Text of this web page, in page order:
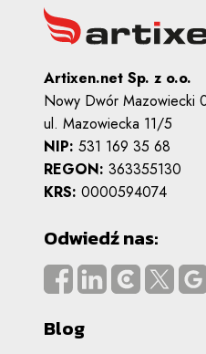
Artixen.net Sp. z o.o.
Nowy Dwór Mazowiecki
ul. Mazowiecka 11/5
NIP: 531 169 35 68
REGON: 363355130
KRS: 0000594074
Odwiedź nas:
Blog